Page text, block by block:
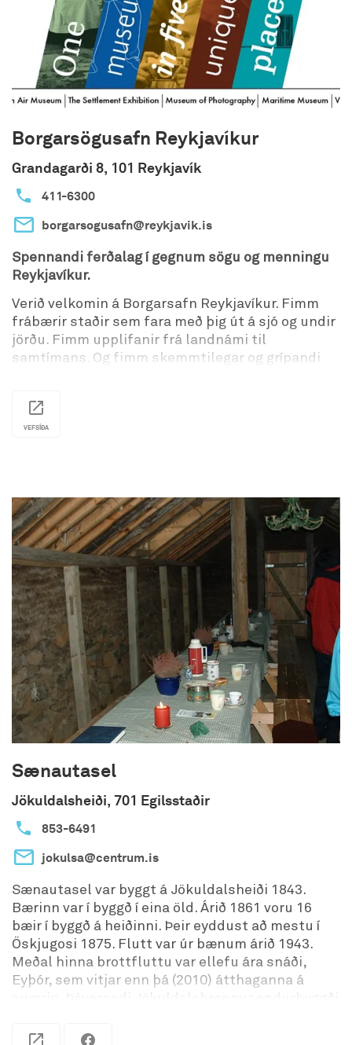
Borgarsögusafn Reykjavíkur
Grandagarði 8, 101 Reykjavík
411-6300
borgarsogusafn@reykjavik.is
Spennandi ferðalag í gegnum sögu og menningu
Reykjavíkur.
Verið velkomin á Borgarsafn Reykjavíkur. Fimm
frábærir staðir sem fara með þig út á sjó og undir
jörðu. Fimm upplifanir frá landnámi til
samtímans. Og fimm skemmtilegar og grípandi
VEFSÍÐA
Sænautasel
Jökuldalsheiði, 701 Egilsstaðir
853-6491
jokulsa@centrum.is
Sænautasel var byggt á Jökuldalsheiði 1843.
Bærinn var í byggð í eina öld. Árið 1861 voru 16
bæir í byggð á heiðinni. Þeir eyddust að mestu í
Öskjugosi 1875. Flutt var úr bænum árið 1943.
Meðal hinna brottfluttu var ellefu ára snáði,
Eyþór, sem vitjar enn þá (2010) átthaganna á
endurbyggður 2010. Hann er mjög áhugavert safn